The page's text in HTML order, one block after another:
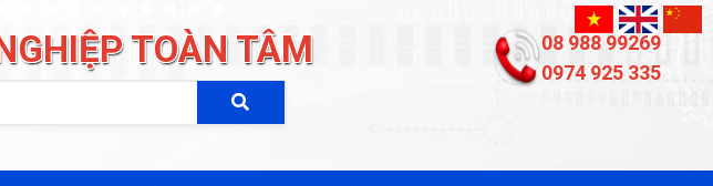
TOÀN TÂM
08 988 99269
0974 925 335